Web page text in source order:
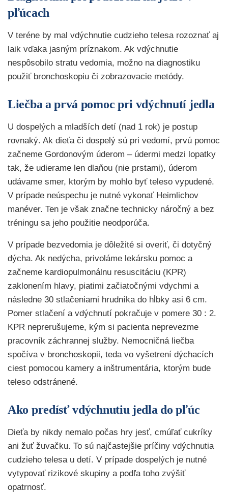
pľúcach
V teréne by mal vdýchnutie cudzieho telesa rozoznať aj
laik vďaka jasným príznakom. Ak vdýchnutie
nespôsobilo stratu vedomia, možno na diagnostiku
použiť bronchoskopiu či zobrazovacie metódy.
Liečba a prvá pomoc pri vdýchnutí jedla
U dospelých a mladších detí (nad 1 rok) je postup
rovnaký. Ak dieťa či dospelý sú pri vedomí, prvú pomoc
začneme Gordonovým úderom – údermi medzi lopatky
tak, že udierame len dlaňou (nie prstami), úderom
udávame smer, ktorým by mohlo byť teleso vypudené.
V prípade neúspechu je nutné vykonať Heimlichov
manéver. Ten je však značne technicky náročný a bez
tréningu sa jeho použitie neodporúča.
V prípade bezvedomia je dôležité si overiť, či dotyčný
dýcha. Ak nedýcha, privoláme lekársku pomoc a
začneme kardiopulmonálnu resuscitáciu (KPR)
zaklonením hlavy, piatimi začiatočnými vdychmi a
následne 30 stlačeniami hrudníka do hĺbky asi 6 cm.
Pomer stlačení a vdýchnutí pokračuje v pomere 30 : 2.
KPR neprerušujeme, kým si pacienta neprevezme
pracovník záchrannej služby. Nemocničná liečba
spočíva v bronchoskopii, teda vo vyšetrení dýchacích
ciest pomocou kamery a inštrumentária, ktorým bude
teleso odstránené.
Ako predísť vdýchnutiu jedla do pľúc
Dieťa by nikdy nemalo počas hry jesť, cmúľať cukríky
ani žuť žuvačku. To sú najčastejšie príčiny vdýchnutia
cudzieho telesa u detí. V prípade dospelých je nutné
vytypovať rizikové skupiny a podľa toho zvýšiť
opatrnosť.